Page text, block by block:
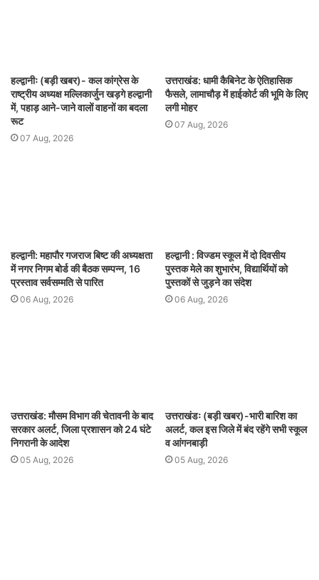
हल्द्वानीः (बड़ी खबर)- कल कांग्रेस के
राष्ट्रीय अध्यक्ष मल्लिकार्जुन खड़गे हल्द्वानी
में, पहाड़ आने-जाने वालों वाहनों का बदला
रूट
07 Aug, 2026
उत्तराखंड: धामी कैबिनेट के ऐतिहासिक
फैसले, लामाचौड़ में हाईकोर्ट की भूमि के लिए
लगी मोहर
07 Aug, 2026
हल्द्वानी: महापौर गजराज बिष्ट की अध्यक्षता
में नगर निगम बोर्ड की बैठक सम्पन्न, 16
प्रस्ताव सर्वसम्मति से पारित
06 Aug, 2026
हल्द्वानी : विज्डम स्कूल में दो दिवसीय
पुस्तक मेले का शुभारंभ, विद्यार्थियों को
पुस्तकों से जुड़ने का संदेश
06 Aug, 2026
उत्तराखंड: मौसम विभाग की चेतावनी के बाद
सरकार अलर्ट, जिला प्रशासन को 24 घंटे
निगरानी के आदेश
05 Aug, 2026
उत्तराखंडः (बड़ी खबर)-भारी बारिश का
अलर्ट, कल इस जिले में बंद रहेंगे सभी स्कूल
व आंगनबाड़ी
05 Aug, 2026